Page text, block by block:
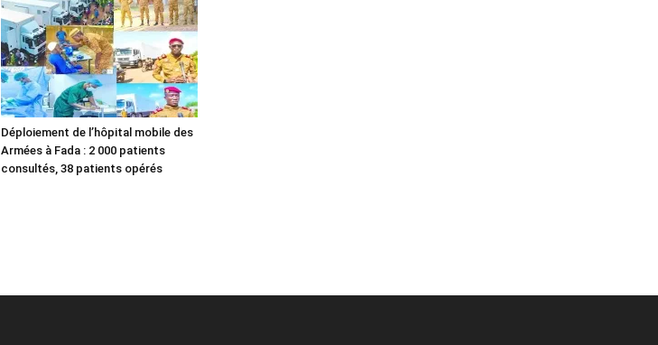
Déploiement de l’hôpital mobile des
Armées à Fada : 2 000 patients
consultés, 38 patients opérés